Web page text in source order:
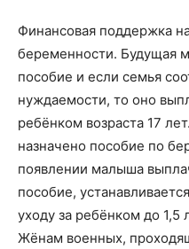
Финансовая поддержка
беременности. Будущая
пособие и если семья
нуждаемости, то оно
ребёнком возраста 17
назначено пособие по
появлении малыша
пособие,
уходу за ребёнком до 1,5
Жёнам военных,